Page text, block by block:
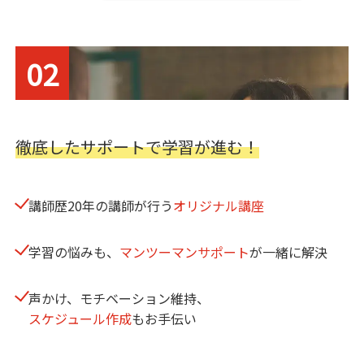
02
徹底したサポートで学習が進む！
講師歴20年の講師が行うオリジナル講座
学習の悩みも、 マンツーマンサポートが一緒に解決
声かけ、モチベーション維持、
スケジュール作成もお手伝い